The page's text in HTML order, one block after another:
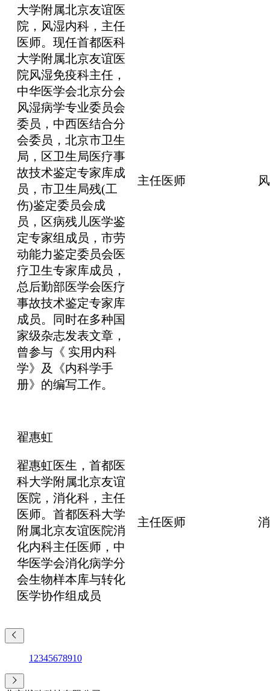
大学附属北京友谊医
院，风湿内科，主任
医师。现任首都医科
大学附属北京友谊医
院风湿免疫科主任，
中华医学会北京分会
风湿病学专业委员会
委员，中西医结合分
会委员，北京市卫生
局，区卫生局医疗事
故技术鉴定专家库成
员，市卫生局残(工
伤)鉴定委员会成
员，区病残儿医学鉴
定专家组成员，市劳
动能力鉴定委员会医
疗卫生专家库成员，
总后勤部医学会医疗
事故技术鉴定专家库
成员。同时在多种国
家级杂志发表文章，
曾参与《 实用内科
学》及《内科学手
册》的编写工作。
主任医师
翟惠虹
翟惠虹医生，首都医
科大学附属北京友谊
医院，消化科，主任
医师。首都医科大学
附属北京友谊医院消
化内科主任医师，中
华医学会消化病学分
会生物样本库与转化
医学协作组成员
主任医师
1 2345678910